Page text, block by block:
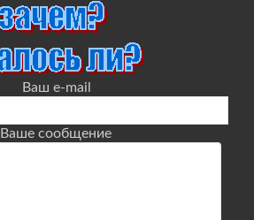
Ваш e-mail
Ваше сообщение